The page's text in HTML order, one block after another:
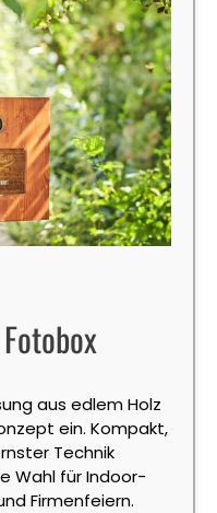
aus edlem Holz
ein. Kompakt,
Technik
Wahl für Indoor-
Firmenfeiern.